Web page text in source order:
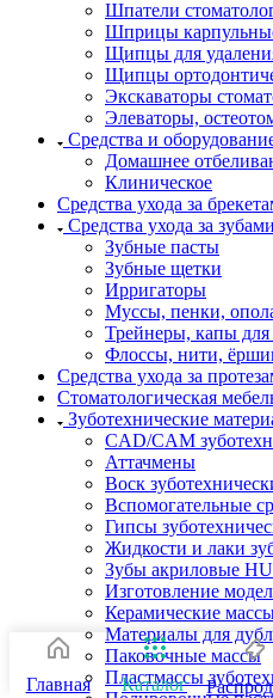
Шпатели
Шприцы
Щипцы для
Щипцы
Экскаваторы
Элеваторы,
Средства и
Домашнее
Клиническое
Средства ухода за
Средства ухода за зубами
Зубные пасты
Зубные щетки
Ирригаторы
Муссы, пенки,
Трейнеры, капы для
Флоссы, нити,
Средства ухода за
Стоматологическая
Зуботехнические
CAD/CAM
Аттачмены
Воск
Вспомогательные
Гипсы
Жидкости и лаки
Зубы акриловые
Изготовление
Керамические
Материалы для
Паковочные массы
Пластмассы
Главная Каталог